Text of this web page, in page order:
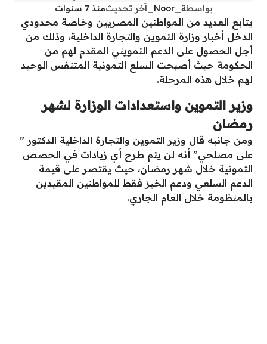
بواسطة _Noor_ آخر تحديثمنذ 7 سنوات
يتابع العديد من المواطنين المصريين وخاصة محدودي
الدخل أخبار وزارة التموين والتجارة الداخلية، وذلك من
أجل الحصول على الدعم التمويني المقدم لهم من
الحكومة حيث أصبحت السلع التمونية المتنفس الوحيد
لهم خلال هذه المرحلة.
وزير التموين واستعدادات الوزارة لشهر
رمضان
ومن جانبه قال وزير التموين والتجارة الداخلية الدكتور ”
على مصلحي” أنه لن يتم طرح أي زيادات في الحصص
التمونية خلال شهر رمضان، حيث يقتصر على قيمة
الدعم السلعي ودعم الخبز فقط للمواطنين المقيدين
بالمنظومة خلال العام الجاري.